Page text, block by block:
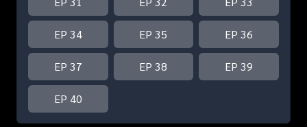
EP 34 EP 35 EP 36
EP 37 EP 38 EP 39
EP 40